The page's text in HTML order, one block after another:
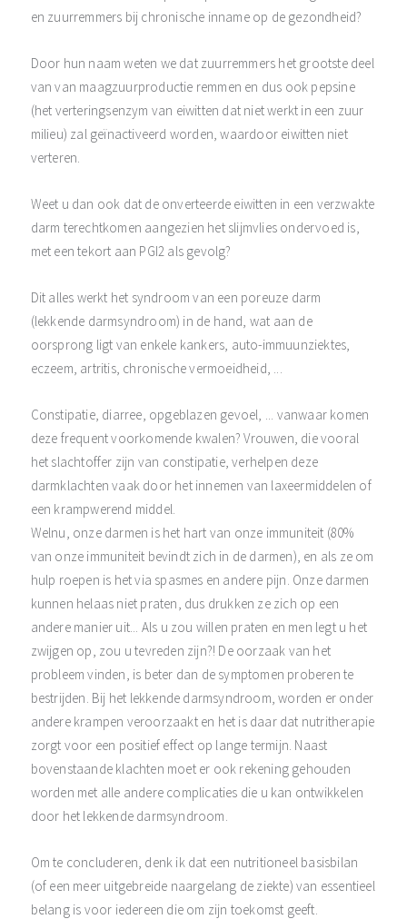
en zuurremmers bij chronische inname op de gezondheid?
Door hun naam weten we dat zuurremmers het grootste deel
van van maagzuurproductie remmen en dus ook pepsine
(het verteringsenzym van eiwitten dat niet werkt in een zuur
milieu) zal geïnactiveerd worden, waardoor eiwitten niet
verteren.
Weet u dan ook dat de onverteerde eiwitten in een verzwakte
darm terechtkomen aangezien het slijmvlies ondervoed is,
met een tekort aan PGI2 als gevolg?
Dit alles werkt het syndroom van een poreuze darm
(lekkende darmsyndroom) in de hand, wat aan de
oorsprong ligt van enkele kankers, auto-immuunziektes,
eczeem, artritis, chronische vermoeidheid, ...
Constipatie, diarree, opgeblazen gevoel, ... vanwaar komen
deze frequent voorkomende kwalen? Vrouwen, die vooral
het slachtoffer zijn van constipatie, verhelpen deze
darmklachten vaak door het innemen van laxeermiddelen of
een krampwerend middel.
Welnu, onze darmen is het hart van onze immuniteit (80%
van onze immuniteit bevindt zich in de darmen), en als ze om
hulp roepen is het via spasmes en andere pijn. Onze darmen
kunnen helaas niet praten, dus drukken ze zich op een
andere manier uit... Als u zou willen praten en men legt u het
zwijgen op, zou u tevreden zijn?! De oorzaak van het
probleem vinden, is beter dan de symptomen proberen te
bestrijden. Bij het lekkende darmsyndroom, worden er onder
andere krampen veroorzaakt en het is daar dat nutritherapie
zorgt voor een positief effect op lange termijn. Naast
bovenstaande klachten moet er ook rekening gehouden
worden met alle andere complicaties die u kan ontwikkelen
door het lekkende darmsyndroom.
Om te concluderen, denk ik dat een nutritioneel basisbilan
(of een meer uitgebreide naargelang de ziekte) van essentieel
belang is voor iedereen die om zijn toekomst geeft.